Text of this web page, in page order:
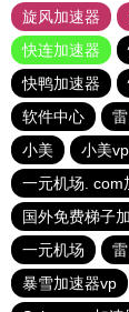
旋风加速器
快连加速器
快鸭加速器
软件中心
小美
小美
一元机场. com
国外免费梯子
一元机场
暴雪加速器vp